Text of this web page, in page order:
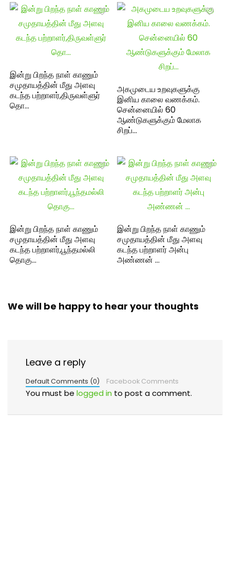
இன்று பிறந்த நாள் காணும்
சமுதாயத்தின் மீது அளவு
கடந்த பற்றாளர்,திருவள்ளுர்
தொ…
அகமுடைய உறவுகளுக்கு
இனிய காலை வணக்கம்.
சென்னையில் 60
ஆண்டுகளுக்கும் மேலாக
சிறப்…
இன்று பிறந்த நாள் காணும்
சமுதாயத்தின் மீது அளவு
கடந்த பற்றாளர்,பூந்தமல்லி
தொகு…
இன்று பிறந்த நாள் காணும்
சமுதாயத்தின் மீது அளவு
கடந்த பற்றாளர் அன்பு
அண்ணன் …
We will be happy to hear your thoughts
Leave a reply
Default Comments (0) Facebook Comments
You must be logged in to post a comment.